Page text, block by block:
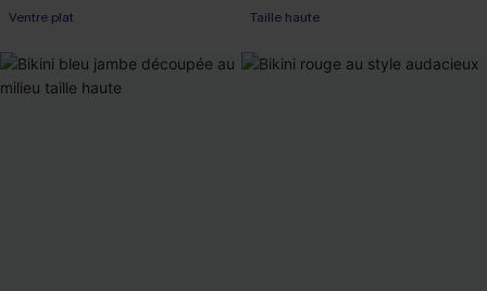
Ventre plat Taille haute